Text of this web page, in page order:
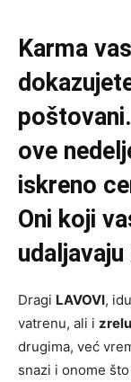
Karma
ove
iskreno
Oni koji
Dragi LAVOVI,
vatrenu, ali i
drugima, već
snazi i onome